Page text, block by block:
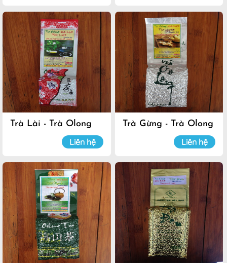
Trà Lài - Trà Olong
Liên hệ
Trà Gừng - Trà Olong
Liên hệ